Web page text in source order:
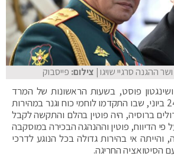
ההגנה סרגיי שויגו| צילום: פייסבוק
פוסט, בשעות הראשונות של המרד
הדרמטי שהתרחש ב-24 ביוני, שבו התקדמו לוחמי כוח וגנר במהירות
ברוסיה, היה פוטין בהלם והתקשה לקבל
פי הדיווח, פוטין וההנהגה הבכירה במוסקבה
והייתה אי בהירות גדולה בכל הנוגע לדרכי
הסיטואציה החריגה.